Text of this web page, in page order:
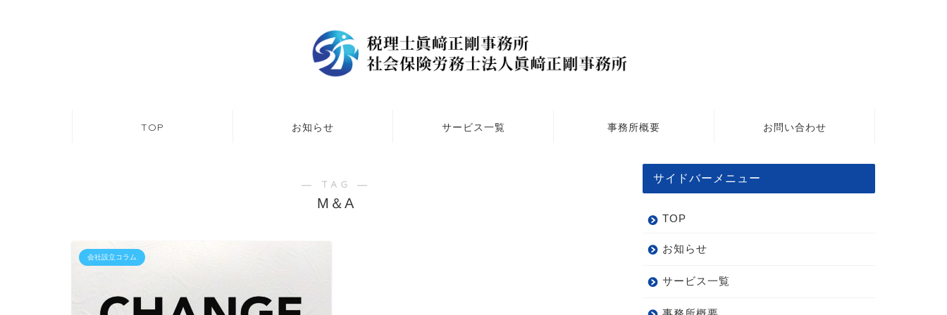
TOP お知らせ サービス一覧 事務所概要 お問い合わせ
― TAG ―
M＆A
会社設立コラム
サイドバーメニュー
TOP
お知らせ
サービス一覧